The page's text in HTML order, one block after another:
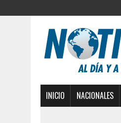
INICIO NACIONALES